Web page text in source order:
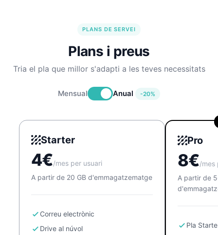
PLANS DE SERVEI
Plans i preus
Tria el pla que millor s'adapti a les teves necessitats
Mensual Anual -20%
Starter
4€/mes per usuari
A partir de 20 GB d'emmagatzematge
Correu electrònic
Drive al núvol
Pro
8€/mes
A partir de
Pla